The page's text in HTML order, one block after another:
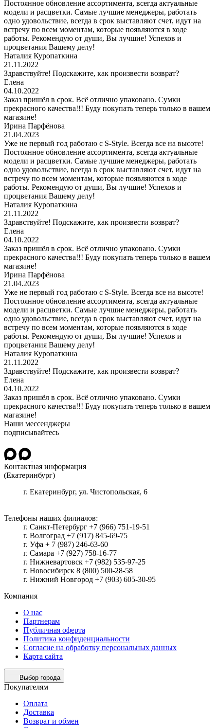
Постоянное обновление ассортимента, всегда актуальные
модели и расцветки. Самые лучшие менеджеры, работать
одно удовольствие, всегда в срок выставляют счет, идут на
встречу по всем моментам, которые появляются в ходе
работы. Рекомендую от души, Вы лучшие! Успехов и
процветания Вашему делу!
Наталия Куропаткина
21.11.2022
Здравствуйте! Подскажите, как произвести возврат?
Елена
04.10.2022
Заказ пришёл в срок. Всё отлично упаковано. Сумки
прекрасного качества!!! Буду покупать теперь только в вашем
магазине!
Ирина Парфёнова
21.04.2023
Уже не первый год работаю с S-Style. Всегда все на высоте!
Постоянное обновление ассортимента, всегда актуальные
модели и расцветки. Самые лучшие менеджеры, работать
одно удовольствие, всегда в срок выставляют счет, идут на
встречу по всем моментам, которые появляются в ходе
работы. Рекомендую от души, Вы лучшие! Успехов и
процветания Вашему делу!
Наталия Куропаткина
21.11.2022
Здравствуйте! Подскажите, как произвести возврат?
Елена
04.10.2022
Заказ пришёл в срок. Всё отлично упаковано. Сумки
прекрасного качества!!! Буду покупать теперь только в вашем
магазине!
Ирина Парфёнова
21.04.2023
Уже не первый год работаю с S-Style. Всегда все на высоте!
Постоянное обновление ассортимента, всегда актуальные
модели и расцветки. Самые лучшие менеджеры, работать
одно удовольствие, всегда в срок выставляют счет, идут на
встречу по всем моментам, которые появляются в ходе
работы. Рекомендую от души, Вы лучшие! Успехов и
процветания Вашему делу!
Наталия Куропаткина
21.11.2022
Здравствуйте! Подскажите, как произвести возврат?
Елена
04.10.2022
Заказ пришёл в срок. Всё отлично упаковано. Сумки
прекрасного качества!!! Буду покупать теперь только в вашем
магазине!
Наши мессенджеры
подписывайтесь
Контактная информация
(Екатеринбург)
г. Екатеринбург, ул. Чистопольская, 6
Телефоны наших филиалов:
г. Санкт-Петербург +7 (966) 751-19-51
г. Волгоград +7 (917) 845-69-75
г. Уфа + 7 (987) 246-63-60
г. Самара +7 (927) 758-16-77
г. Нижневартовск +7 (982) 535-97-25
г. Новосибирск 8 (800) 500-28-58
г. Нижний Новгород +7 (903) 605-30-95
Компания
О нас
Партнерам
Публичная оферта
Политика конфиденциальности
Согласие на обработку персональных данных
Карта сайта
Выбор города
Покупателям
Оплата
Доставка
Возврат и обмен